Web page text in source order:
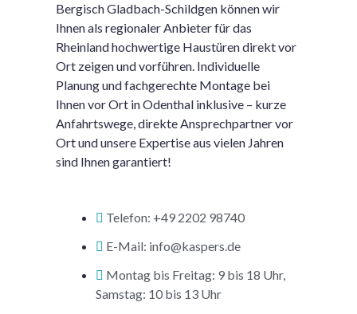
Bergisch Gladbach-Schildgen können wir
Ihnen als regionaler Anbieter für das
Rheinland hochwertige Haustüren direkt vor
Ort zeigen und vorführen. Individuelle
Planung und fachgerechte Montage bei
Ihnen vor Ort in Odenthal inklusive – kurze
Anfahrtswege, direkte Ansprechpartner vor
Ort und unsere Expertise aus vielen Jahren
sind Ihnen garantiert!
Telefon: +49 2202 98740
E-Mail: info@kaspers.de
Montag bis Freitag: 9 bis 18 Uhr,
Samstag: 10 bis 13 Uhr